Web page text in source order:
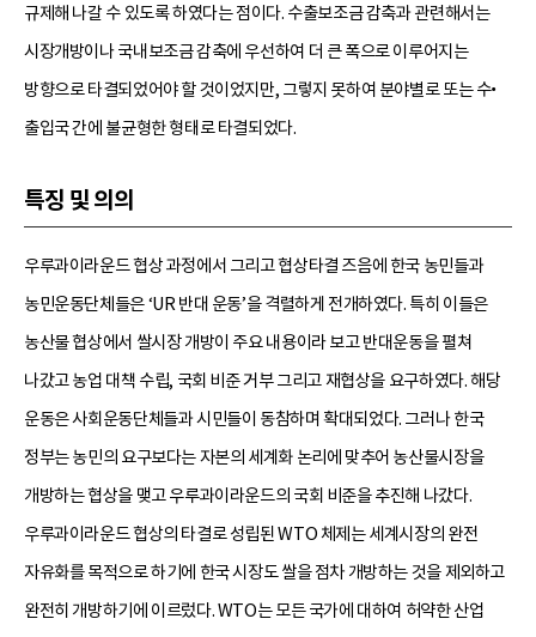
규제해 나갈 수 있도록 하였다는 점이다. 수출보조금 감축과 관련해서는
시장개방이나 국내보조금 감축에 우선하여 더 큰 폭으로 이루어지는
방향으로 타결되었어야 할 것이었지만, 그렇지 못하여 분야별로 또는 수•
출입국 간에 불균형한 형태로 타결되었다.
특징 및 의의
우루과이라운드 협상 과정에서 그리고 협상타결 즈음에 한국 농민들과
농민운동단체들은 ‘UR 반대 운동’을 격렬하게 전개하였다. 특히 이들은
농산물 협상에서 쌀시장 개방이 주요 내용이라 보고 반대운동을 펼쳐
나갔고 농업 대책 수립, 국회 비준 거부 그리고 재협상을 요구하였다. 해당
운동은 사회운동단체들과 시민들이 동참하며 확대되었다. 그러나 한국
정부는 농민의 요구보다는 자본의 세계화 논리에 맞추어 농산물시장을
개방하는 협상을 맺고 우루과이라운드의 국회 비준을 추진해 나갔다.
우루과이라운드 협상의 타결로 성립된 WTO 체제는 세계시장의 완전
자유화를 목적으로 하기에 한국 시장도 쌀을 점차 개방하는 것을 제외하고
완전히 개방하기에 이르렀다. WTO는 모든 국가에 대하여 허약한 산업